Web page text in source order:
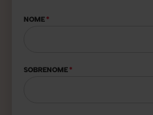
NOME *
SOBRENOME *